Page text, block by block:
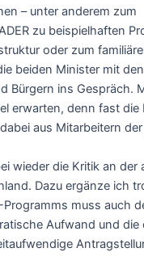
– unter anderem zum
zu beispielhaften
oder zum
beiden Minister mit
Bürgern ins Gespräch.
erwarten, denn fast die
aus Mitarbeitern
wieder die Kritik an der
Dazu ergänze ich
Programms muss auch
Aufwand und die